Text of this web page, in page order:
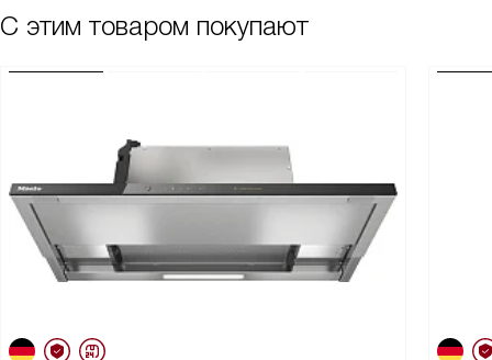
С этим товаром покупают